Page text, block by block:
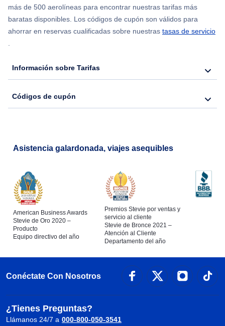
más de 500 aerolíneas para encontrar nuestras tarifas más
baratas disponibles. Los códigos de cupón son válidos para
ahorrar en reservas cualificadas sobre nuestras tasas de servicio
.
Información sobre Tarifas
Códigos de cupón
Asistencia galardonada, viajes asequibles
American Business Awards
Stevie de Oro 2020 –
Producto
Equipo directivo del año
Premios Stevie por ventas y
servicio al cliente
Stevie de Bronce 2021 –
Atención al Cliente
Departamento del año
Conéctate Con Nosotros
¿Tienes Preguntas?
Llámanos 24/7 a 000-800-050-3541